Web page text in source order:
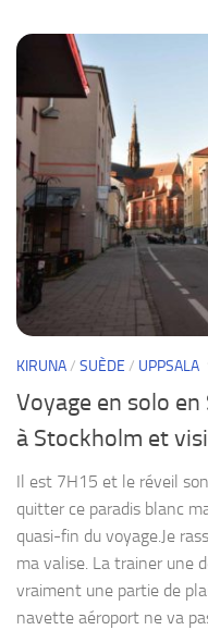
KIRUNA/ SUÈDE / UPPSALA
Voyage en solo
à Stockholm et
Il est 7H15 et le réveil
quitter ce paradis blanc
quasi-fin du voyage.Je
ma valise. La trainer une
vraiment une partie de
navette aéroport ne va